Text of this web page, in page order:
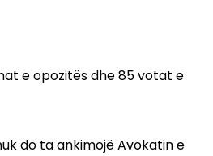
do ta ankimojë Avokatin e